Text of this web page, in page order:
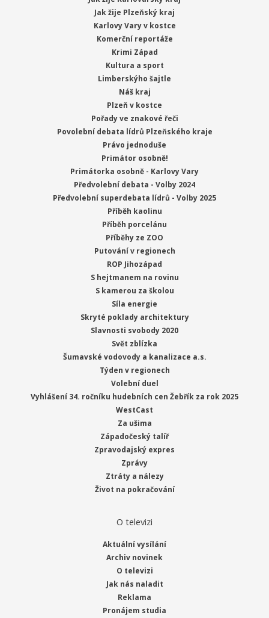
Jak žije Plzeňský kraj
Karlovy Vary v kostce
Komerční reportáže
Krimi Západ
Kultura a sport
Limberskýho šajtle
Náš kraj
Plzeň v kostce
Pořady ve znakové řeči
Povolební debata lídrů Plzeňského kraje
Právo jednoduše
Primátor osobně!
Primátorka osobně - Karlovy Vary
Předvolební debata - Volby 2024
Předvolební superdebata lídrů - Volby 2025
Příběh kaolinu
Příběh porcelánu
Příběhy ze ZOO
Putování v regionech
ROP Jihozápad
S hejtmanem na rovinu
S kamerou za školou
Síla energie
Skryté poklady architektury
Slavnosti svobody 2020
Svět zblízka
Šumavské vodovody a kanalizace a.s.
Týden v regionech
Volební duel
Vyhlášení 34. ročníku hudebních cen Žebřík za rok 2025
WestCast
Za ušima
Západočeský talíř
Zpravodajský expres
Zprávy
Ztráty a nálezy
Život na pokračování
O televizi
Aktuální vysílání
Archiv novinek
O televizi
Jak nás naladit
Reklama
Pronájem studia